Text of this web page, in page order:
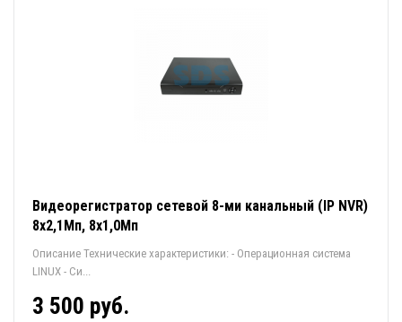
Видеорегистратор сетевой 8-ми канальный (IP NVR)
8х2,1Мп, 8х1,0Мп
Описание Технические характеристики: - Операционная система
LINUX - Си...
3 500 руб.